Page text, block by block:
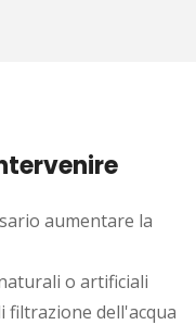
aumentare la
o artificiali
filtrazione dell'acqua